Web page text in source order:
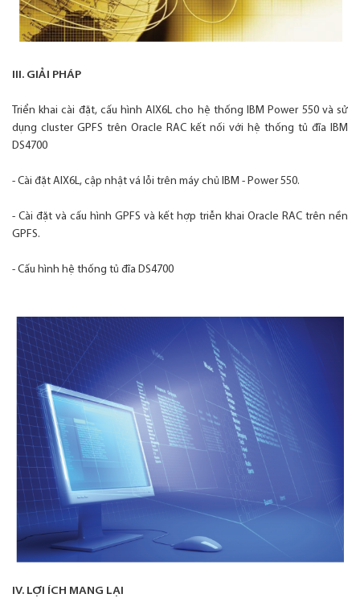
III. GIẢI PHÁP
Triển khai cài đặt, cấu hình AIX6L cho hệ thống IBM Power 550 và sử
dụng cluster GPFS trên Oracle RAC kết nối với hệ thống tủ đĩa IBM
DS4700
- Cài đặt AIX6L, cập nhật vá lỗi trên máy chủ IBM - Power 550.
- Cài đặt và cấu hình GPFS và kết hợp triễn khai Oracle RAC trên nền
GPFS.
- Cấu hình hệ thống tủ đĩa DS4700
IV. LỢI ÍCH MANG LẠI